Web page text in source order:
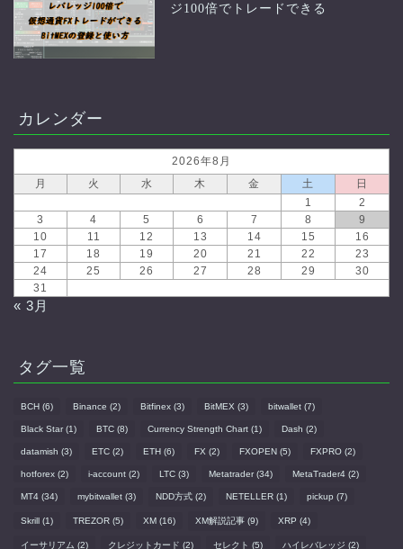
ジ100倍でトレードできる
カレンダー
2026年8月
月
火 水 木 金 土
日
1
2
3
4 5 6 7 8
9
10
11 12 13 14 15
16
17
18 19 20 21 22
23
24
25 26 27 28 29
30
31
« 3月
タグ一覧
BCH (6) Binance (2) Bitfinex (3) BitMEX (3) bitwallet (7)
Black Star(1) BTC (8) Currency Strength Chart (1) Dash (2)
datamish (3) ETC (2) ETH (6) FX (2) FXOPEN (5) FXPRO (2)
hotforex (2) i-account (2) LTC (3) Metatrader(34) MetaTrader4 (2)
MT4 (34) mybitwallet (3) NDD方式 (2) NETELLER (1) pickup (7)
Skrill (1) TREZOR (5) XM (16) XM解説記事 (9) XRP (4)
イーサリアム (2) クレジットカード (2) セレクト (5) ハイレバレッジ (2)